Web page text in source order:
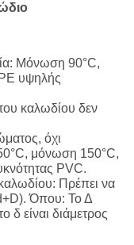
Μόνωση 90°C,
υψηλής
καλωδίου δεν
όχι
μόνωση 150°C,
PVC.
Πρέπει να
Όπου: Το Δ
δ είναι διάμετρος